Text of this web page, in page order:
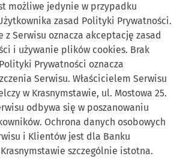
możliwe jedynie w przypadku
zasad Polityki Prywatności.
z Serwisu oznacza akceptację zasad
i używanie plików cookies. Brak
Prywatności oznacza
Serwisu. Właścicielem Serwisu
w Krasnymstawie, ul. Mostowa 25.
odbywa się w poszanowaniu
Ochrona danych osobowych
i Klientów jest dla Banku
szczególnie istotna.